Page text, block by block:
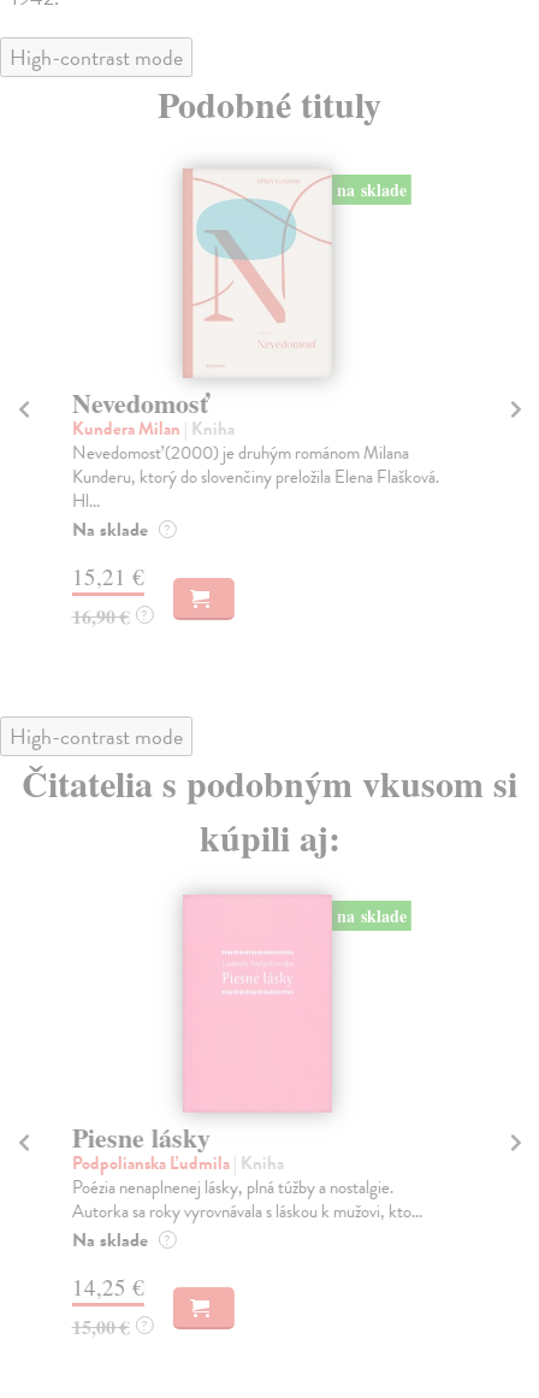
High-contrast mode
Podobné tituly
na sklade
Nevedomosť
Kundera Milan | Kniha
Nevedomosť (2000) je druhým románom Milana
Kunderu, ktorý do slovenčiny preložila Elena Flašková.
Hl...
Na sklade ?
15,21 €
16,90 € ?
High-contrast mode
Čitatelia s podobným vkusom si
kúpili aj:
na sklade
Piesne lásky
Podpolianska Ľudmila| Kniha
Poézia nenaplnenej lásky, plná túžby a nostalgie.
Autorka sa roky vyrovnávala s láskou k mužovi, kto...
Na sklade ?
14,25 €
15,00 € ?